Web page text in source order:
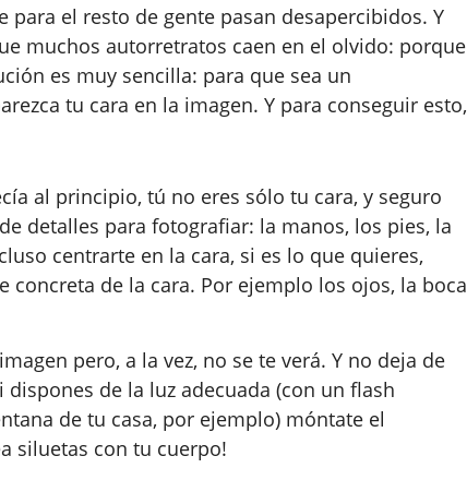
el resto de gente pasan desapercibidos. Y
muchos autorretratos caen en el olvido: porque
es muy sencilla: para que sea un
tu cara en la imagen. Y para conseguir esto,
al principio, tú no eres sólo tu cara, y seguro
detalles para fotografiar: la manos, los pies, la
centrarte en la cara, si es lo que quieres,
concreta de la cara. Por ejemplo los ojos, la boca
pero, a la vez, no se te verá. Y no deja de
de la luz adecuada (con un flash
de tu casa, por ejemplo) móntate el
siluetas con tu cuerpo!